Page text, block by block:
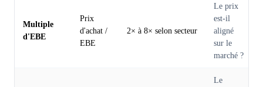
Multiple
d'EBE
Prix
d'achat /
EBE
2× à 8× selon secteur
Le prix
est-il
aligné
sur le
marché ?
Le